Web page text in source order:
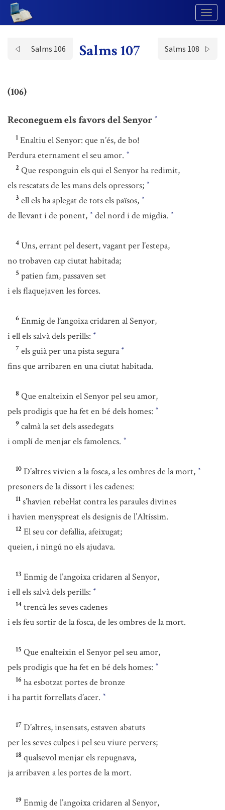
Salms 106 Salms 107 Salms 108
(106)
Reconeguem els favors del Senyor *
1 Enaltiu el Senyor: que n’és, de bo!
Perdura eternament el seu amor. *
2 Que responguin els qui el Senyor ha redimit,
els rescatats de les mans dels opressors; *
3 ell els ha aplegat de tots els països, *
de llevant i de ponent, * del nord i de migdia. *
4 Uns, errant pel desert, vagant per l’estepa,
no trobaven cap ciutat habitada;
5 patien fam, passaven set
i els flaquejaven les forces.
6 Enmig de l’angoixa cridaren al Senyor,
i ell els salvà dels perills: *
7 els guià per una pista segura *
fins que arribaren en una ciutat habitada.
8 Que enalteixin el Senyor pel seu amor,
pels prodigis que ha fet en bé dels homes: *
9 calmà la set dels assedegats
i omplí de menjar els famolencs. *
10 D’altres vivien a la fosca, a les ombres de la mort, *
presoners de la dissort i les cadenes:
11 s’havien rebel·lat contra les paraules divines
i havien menyspreat els designis de l’Altíssim.
12 El seu cor defallia, afeixugat;
queien, i ningú no els ajudava.
13 Enmig de l’angoixa cridaren al Senyor,
i ell els salvà dels perills: *
14 trencà les seves cadenes
i els feu sortir de la fosca, de les ombres de la mort.
15 Que enalteixin el Senyor pel seu amor,
pels prodigis que ha fet en bé dels homes: *
16 ha esbotzat portes de bronze
i ha partit forrellats d’acer. *
17 D’altres, insensats, estaven abatuts
per les seves culpes i pel seu viure pervers;
18 qualsevol menjar els repugnava,
ja arribaven a les portes de la mort.
19 Enmig de l’angoixa cridaren al Senyor,